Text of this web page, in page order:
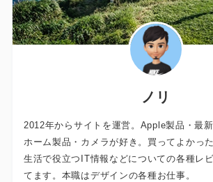
ノリ
2012年からサイトを運営。Apple製品・最
ホーム製品・カメラが好き。買ってよかっ
生活で役立つIT情報などについての各種レ
てます。本職はデザインの各種お仕事。